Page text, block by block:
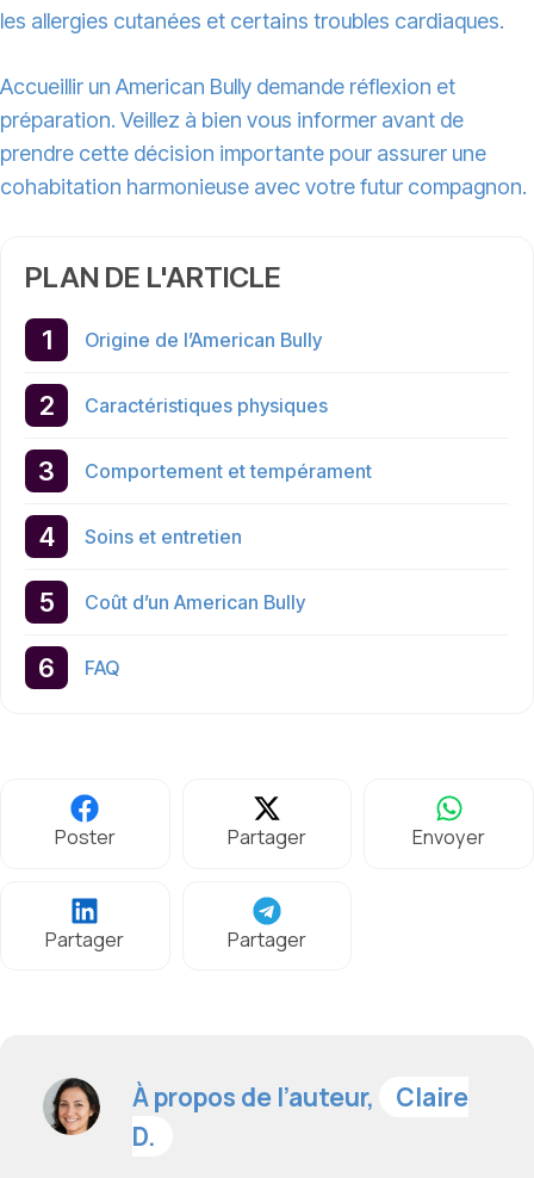
les allergies cutanées et certains troubles cardiaques.
Accueillir un American Bully demande réflexion et
préparation. Veillez à bien vous informer avant de
prendre cette décision importante pour assurer une
cohabitation harmonieuse avec votre futur compagnon.
PLAN DE L'ARTICLE
Origine de l’American Bully
Caractéristiques physiques
Comportement et tempérament
Soins et entretien
Coût d’un American Bully
FAQ
Poster Partager Envoyer
Partager Partager
À propos de l’auteur,
Claire
D.